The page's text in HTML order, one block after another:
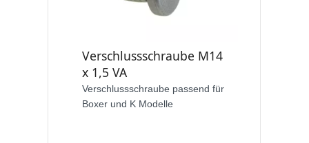
Verschlussschraube M14
x 1,5 VA
Verschlussschraube passend für
Boxer und K Modelle